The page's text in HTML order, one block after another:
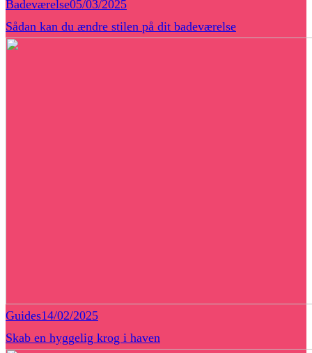
Badeværelse05/03/2025
Sådan kan du ændre stilen på dit badeværelse
Guides14/02/2025
Skab en hyggelig krog i haven